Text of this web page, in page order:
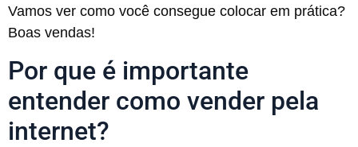
Vamos ver como você consegue colocar em prática?
Boas vendas!
Por que é importante
entender como vender pela
internet?